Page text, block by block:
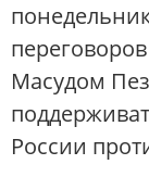
Масудом
России